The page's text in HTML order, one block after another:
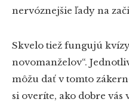
nervóznejšie ľady na
Skvelo tiež fungujú
novomanželov“.
môžu dať v tomto
si overíte, ako dobre vás